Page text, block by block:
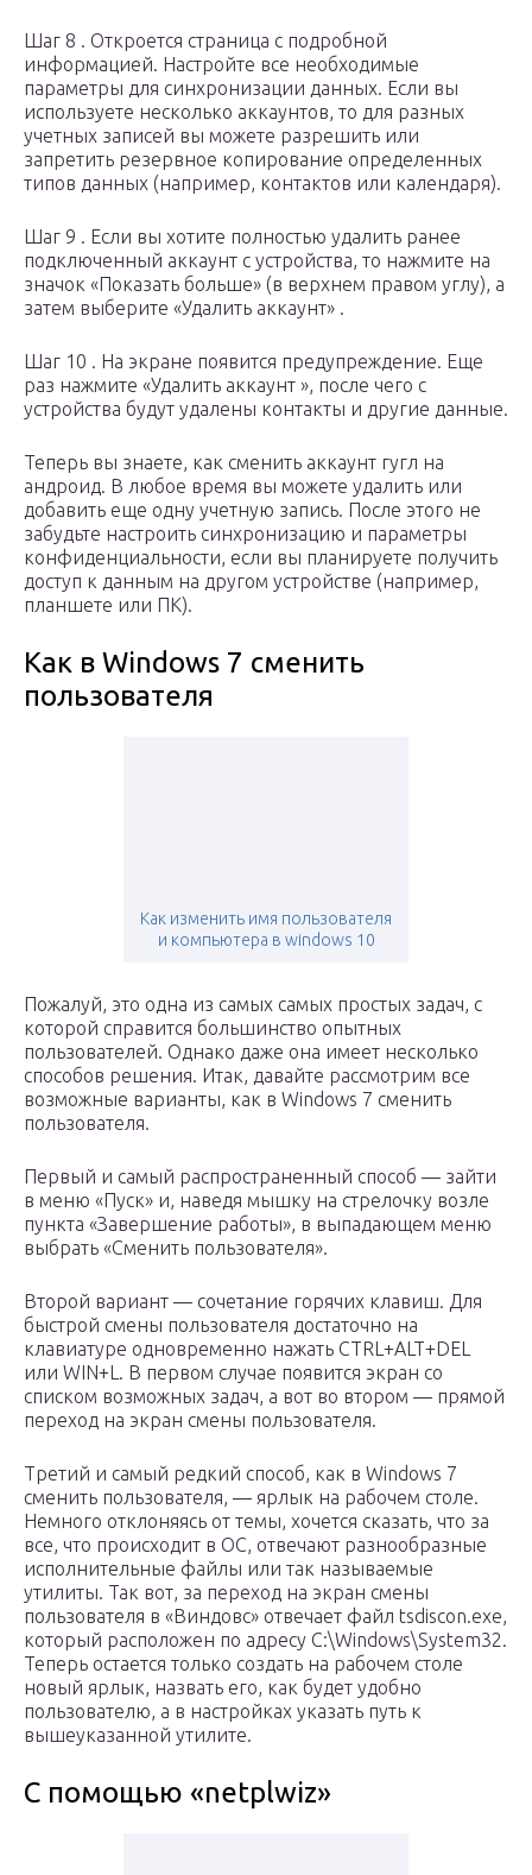
Шаг 8 . Откроется страница с подробной
информацией. Настройте все необходимые
параметры для синхронизации данных. Если вы
используете несколько аккаунтов, то для разных
учетных записей вы можете разрешить или
запретить резервное копирование определенных
типов данных (например, контактов или календаря).
Шаг 9 . Если вы хотите полностью удалить ранее
подключенный аккаунт с устройства, то нажмите на
значок «Показать больше» (в верхнем правом углу), а
затем выберите «Удалить аккаунт» .
Шаг 10 . На экране появится предупреждение. Еще
раз нажмите «Удалить аккаунт », после чего с
устройства будут удалены контакты и другие данные.
Теперь вы знаете, как сменить аккаунт гугл на
андроид. В любое время вы можете удалить или
добавить еще одну учетную запись. После этого не
забудьте настроить синхронизацию и параметры
конфиденциальности, если вы планируете получить
доступ к данным на другом устройстве (например,
планшете или ПК).
Как в Windows 7 сменить
пользователя
Как изменить имя пользователя
и компьютера в windows 10
Пожалуй, это одна из самых самых простых задач, с
которой справится большинство опытных
пользователей. Однако даже она имеет несколько
способов решения. Итак, давайте рассмотрим все
возможные варианты, как в Windows 7 сменить
пользователя.
Первый и самый распространенный способ — зайти
в меню «Пуск» и, наведя мышку на стрелочку возле
пункта «Завершение работы», в выпадающем меню
выбрать «Сменить пользователя».
Второй вариант — сочетание горячих клавиш. Для
быстрой смены пользователя достаточно на
клавиатуре одновременно нажать CTRL+ALT+DEL
или WIN+L. В первом случае появится экран со
списком возможных задач, а вот во втором — прямой
переход на экран смены пользователя.
Третий и самый редкий способ, как в Windows 7
сменить пользователя, — ярлык на рабочем столе.
Немного отклоняясь от темы, хочется сказать, что за
все, что происходит в ОС, отвечают разнообразные
исполнительные файлы или так называемые
утилиты. Так вот, за переход на экран смены
пользователя в «Виндовс» отвечает файл tsdiscon.exe,
который расположен по адресу C:\Windows\System32.
Теперь остается только создать на рабочем столе
новый ярлык, назвать его, как будет удобно
пользователю, а в настройках указать путь к
вышеуказанной утилите.
С помощью «netplwiz»